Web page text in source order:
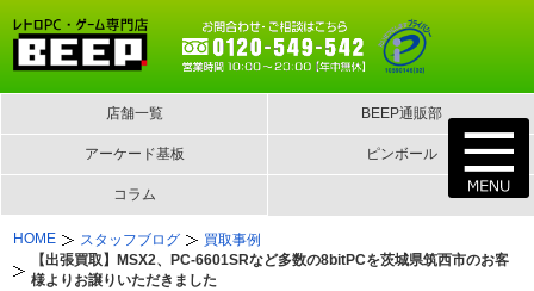
店舗一覧 BEEP通販部
アーケード基板 ピンボール
コラム
HOME スタッフブログ
買取事例
【出張買取】MSX2、PC-6601SRなど多数の8bitPCを茨城県筑西市のお客
様よりお譲りいただきました